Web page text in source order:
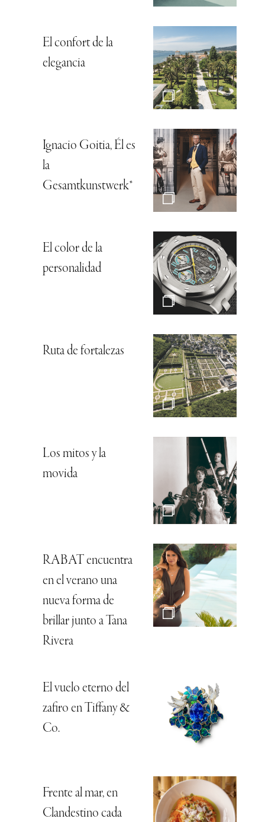
El confort de la
elegancia
Ignacio Goitia, Él es
la
Gesamtkunstwerk*
El color de la
personalidad
Ruta de fortalezas
Los mitos y la
movida
RABAT encuentra
en el verano una
nueva forma de
brillar junto a Tana
Rivera
El vuelo eterno del
zafiro en Tiffany &
Co.
Frente al mar, en
Clandestino cada